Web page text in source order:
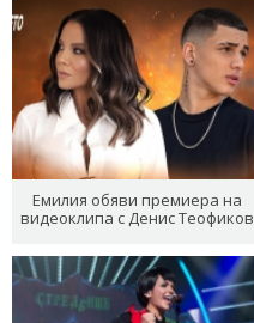
Емилия обяви премиера на
видеоклипа с Денис Теофиков